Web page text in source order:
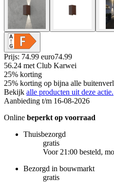
Prijs: 74.99 euro74.99
56.24 met Club Karwei
25% korting
25% korting op bijna alle
Bekijk alle producten uit deze actie.
Aanbieding t/m 16-08-2026
Online beperkt op voorraad
Thuisbezorgd
gratis
Voor 21:00 besteld,
Bezorgd in bouwmarkt
gratis